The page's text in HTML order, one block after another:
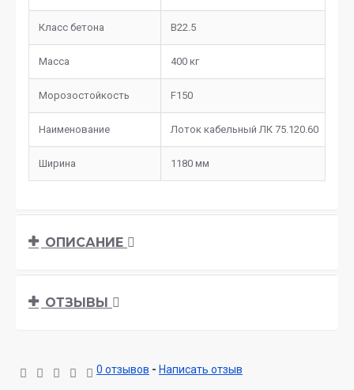
Класс бетона B22.5
Масса 400 кг
Морозостойкость F150
Наименование Лоток кабельный ЛК 75.120.60
Ширина 1180 мм
ОПИСАНИЕ
ОТЗЫВЫ
0 отзывов - Написать отзыв